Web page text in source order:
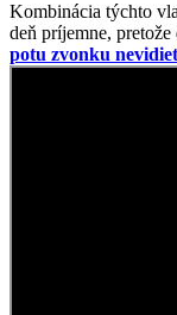
Kombinácia týchto
deň príjemne,
potu zvonku